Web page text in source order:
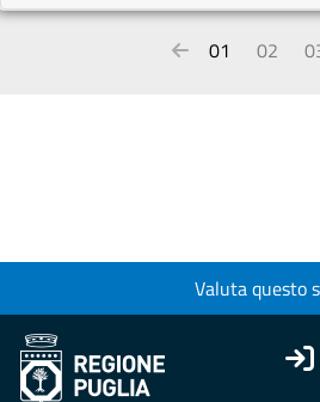
01 02
Valuta questo